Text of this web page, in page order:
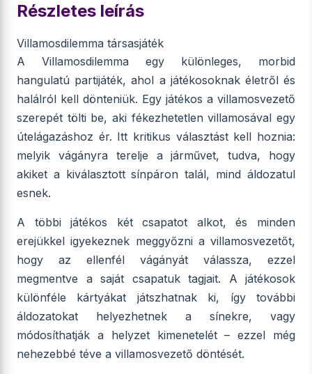
Részletes leírás
Villamosdilemma társasjáték
A Villamosdilemma egy különleges, morbid
hangulatú partijáték, ahol a játékosoknak életről és
halálról kell dönteniük. Egy játékos a villamosvezető
szerepét tölti be, aki fékezhetetlen villamosával egy
útelágazáshoz ér. Itt kritikus választást kell hoznia:
melyik vágányra terelje a járművet, tudva, hogy
akiket a kiválasztott sínpáron talál, mind áldozatul
esnek.
A többi játékos két csapatot alkot, és minden
erejükkel igyekeznek meggyőzni a villamosvezetőt,
hogy az ellenfél vágányát válassza, ezzel
megmentve a saját csapatuk tagjait. A játékosok
különféle kártyákat játszhatnak ki, így további
áldozatokat helyezhetnek a sínekre, vagy
módosíthatják a helyzet kimenetelét – ezzel még
nehezebbé téve a villamosvezető döntését.